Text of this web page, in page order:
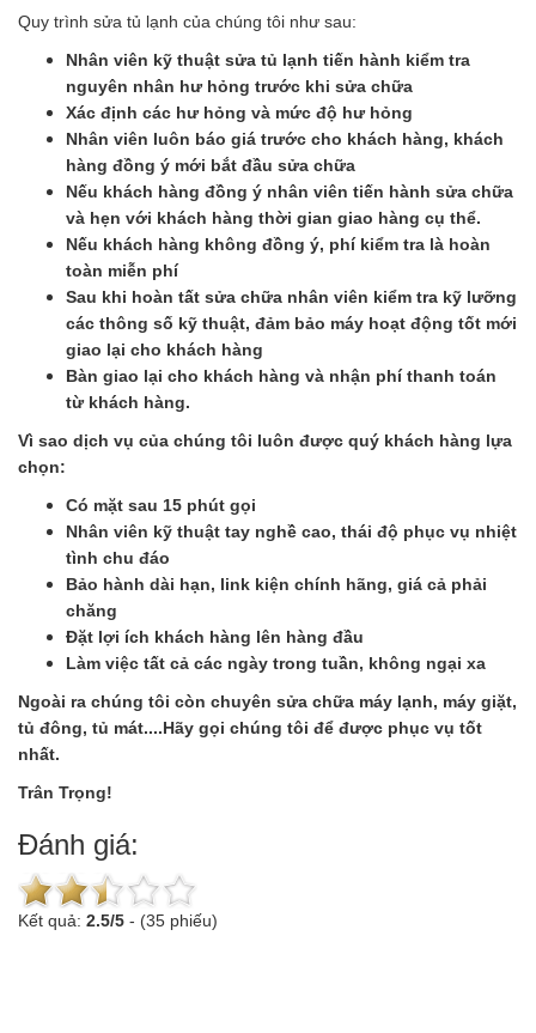
Quy trình sửa tủ lạnh của chúng tôi như sau:
Nhân viên kỹ thuật sửa tủ lạnh tiến hành kiểm tra
nguyên nhân hư hỏng trước khi sửa chữa
Xác định các hư hỏng và mức độ hư hỏng
Nhân viên luôn báo giá trước cho khách hàng, khách
hàng đồng ý mới bắt đầu sửa chữa
Nếu khách hàng đồng ý nhân viên tiến hành sửa chữa
và hẹn với khách hàng thời gian giao hàng cụ thể.
Nếu khách hàng không đồng ý, phí kiểm tra là hoàn
toàn miễn phí
Sau khi hoàn tất sửa chữa nhân viên kiểm tra kỹ lưỡng
các thông số kỹ thuật, đảm bảo máy hoạt động tốt mới
giao lại cho khách hàng
Bàn giao lại cho khách hàng và nhận phí thanh toán
từ khách hàng.
Vì sao dịch vụ của chúng tôi luôn được quý khách hàng lựa
chọn:
Có mặt sau 15 phút gọi
Nhân viên kỹ thuật tay nghề cao, thái độ phục vụ nhiệt
tình chu đáo
Bảo hành dài hạn, link kiện chính hãng, giá cả phải
chăng
Đặt lợi ích khách hàng lên hàng đầu
Làm việc tất cả các ngày trong tuần, không ngại xa
Ngoài ra chúng tôi còn chuyên sửa chữa máy lạnh, máy giặt,
tủ đông, tủ mát....Hãy gọi chúng tôi để được phục vụ tốt
nhất.
Trân Trọng!
Đánh giá:
Kết quả: 2.5/5 - (35 phiếu)